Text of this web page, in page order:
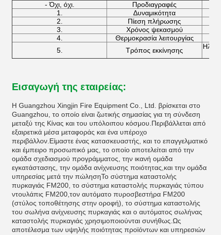
- Όχι, όχι.
Προδιαγραφές
1.
Δυναμικότητα
2.
Πίεση πλήρωσης
3.
Χρόνος ψεκασμού
4.
Θερμοκρασία λειτουργίας
5.
Τρόπος εκκίνησης
Εισαγωγή της εταιρείας:
Η Guangzhou Xingjin Fire Equipment Co., Ltd. βρίσκεται στο
Guangzhou, το οποίο είναι ζωτικής σημασίας για τη σύνδεση
μεταξύ της Κίνας και του υπόλοιπου κόσμου.Περιβάλλεται από
εξαιρετικά μέσα μεταφοράς και ένα υπέροχο
περιβάλλον.Είμαστε ένας κατασκευαστής, και το επαγγελματικό
και έμπειρο προσωπικό μας, το οποίο αποτελείται από την
ομάδα σχεδιασμού προγράμματος, την ικανή ομάδα
εγκατάστασης, την ομάδα ανίχνευσης ποιότητας,και την ομάδα
υπηρεσίας μετά την πώλησηΤο σύστημα καταστολής
πυρκαγιάς FM200, το σύστημα καταστολής πυρκαγιάς τύπου
ντουλάπις FM200,τον αυτόματο πυροσβεστήρα FM200
(στύλος τοποθέτησης στην οροφή), το σύστημα καταστολής
του σωλήνα ανίχνευσης πυρκαγιάς και ο αυτόματος σωλήνας
καταστολής πυρκαγιάς χρησιμοποιούνται συνήθως.Ως
αποτέλεσμα των υψηλής ποιότητας προϊόντων και υπηρεσιών